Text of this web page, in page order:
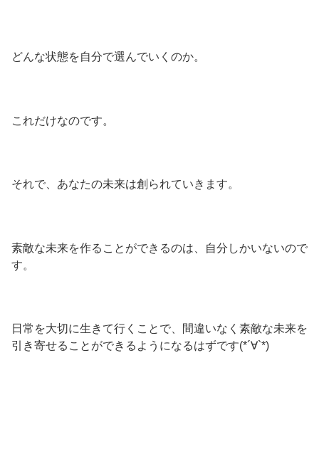
どんな状態を自分で選んでいくのか。
これだけなのです。
それで、あなたの未来は創られていきます。
素敵な未来を作ることができるのは、自分しかいないので
す。
日常を大切に生きて行くことで、間違いなく素敵な未来を
引き寄せることができるようになるはずです(*´∀`*)